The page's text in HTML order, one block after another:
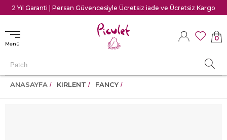
2 Yıl Garanti | Persan Güvencesiyle Ücretsiz iade ve Ücretsiz Kargo
Menü
0
ANASAYFA KIRLENT FANCY